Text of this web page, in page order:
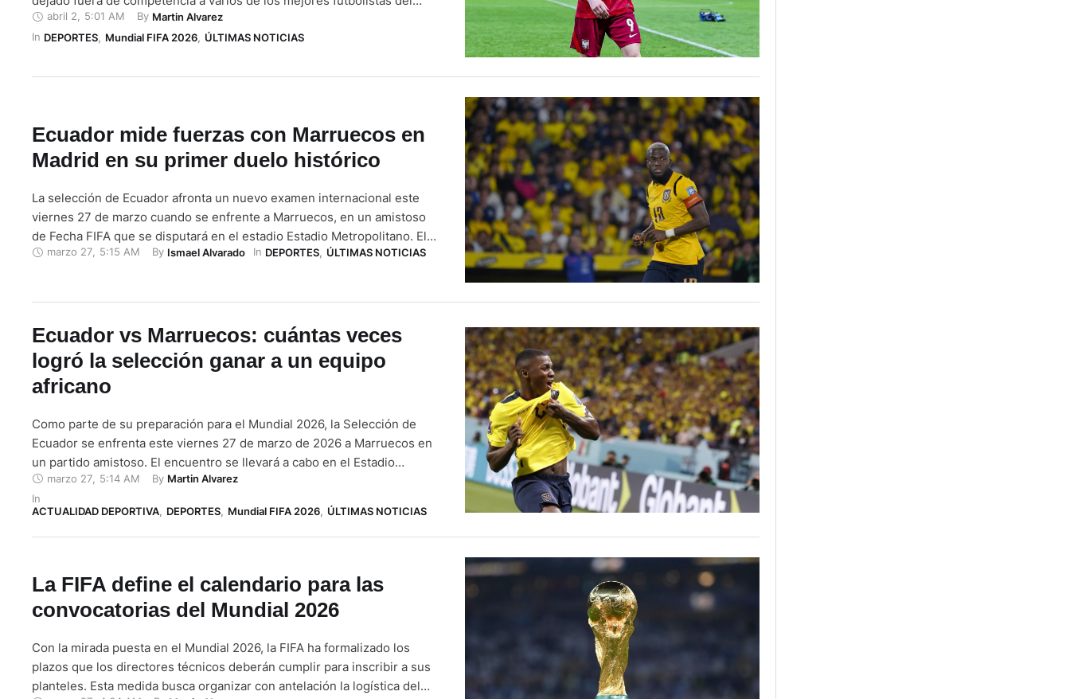
planeta. Por lo tanto, repasamos los nombres más pesados que no
estarán en Norteamérica. El drama en África Las eliminatorias …
abril 2, 5:01 AM By Martin Alvarez
In DEPORTES, Mundial FIFA 2026, ÚLTIMAS NOTICIAS
Ecuador mide fuerzas con Marruecos en
Madrid en su primer duelo histórico
La selección de Ecuador afronta un nuevo examen internacional este
viernes 27 de marzo cuando se enfrente a Marruecos, en un amistoso
de Fecha FIFA que se disputará en el estadio Estadio Metropolitano. El
compromiso marcará un hecho inédito: será la primera vez que ambas
marzo 27, 5:15 AM By Ismael Alvarado In DEPORTES, ÚLTIMAS NOTICIAS
Ecuador vs Marruecos: cuántas veces
logró la selección ganar a un equipo
africano
Como parte de su preparación para el Mundial 2026, la Selección de
Ecuador se enfrenta este viernes 27 de marzo de 2026 a Marruecos en
un partido amistoso. El encuentro se llevará a cabo en el Estadio
Metropolitano de Madrid. Más allá de ser un encuentro de exhibición,
este duelo representa una oportunidad para que …
marzo 27 5:14 AM By Martin Alvarez
In
ACTUALIDAD DEPORTIVA, DEPORTES, Mundial FIFA 2026, ÚLTIMAS NOTICIAS
La FIFA define el calendario para las
convocatorias del Mundial 2026
Con la mirada puesta en el Mundial 2026, la FIFA ha formalizado los
plazos que los directores técnicos deberán cumplir para inscribir a sus
planteles. Esta medida busca organizar con antelación la logística del